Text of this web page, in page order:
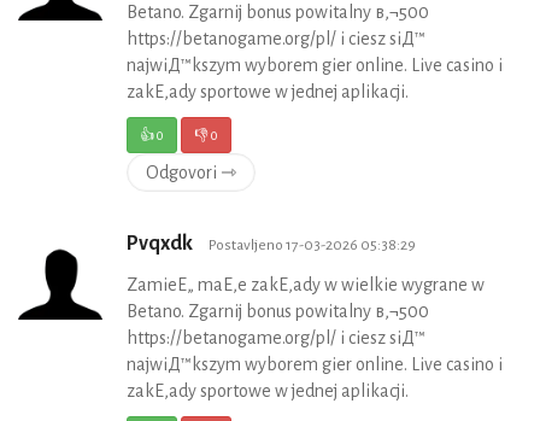
Betano. Zgarnij bonus powitalny в‚¬500
https://betanogame.org/pl/ i ciesz siД™
najwiД™kszym wyborem gier online. Live casino i
zakЕ‚ady sportowe w jednej aplikacji.
👍0 👎0
Odgovori ⇾
Pvqxdk Postavljeno 17-03-2026 05:38:29
ZamieЕ„ maЕ‚e zakЕ‚ady w wielkie wygrane w
Betano. Zgarnij bonus powitalny в‚¬500
https://betanogame.org/pl/ i ciesz siД™
najwiД™kszym wyborem gier online. Live casino i
zakЕ‚ady sportowe w jednej aplikacji.